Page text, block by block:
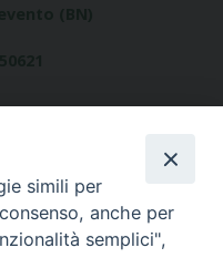
Dove siamo
simili per
anche per
semplici",